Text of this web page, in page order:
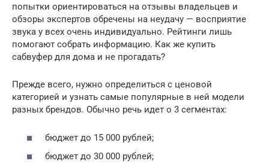
попытки ориентироваться на отзывы владельцев и
обзоры экспертов обречены на неудачу — восприятие
звука у всех очень индивидуально. Рейтинги лишь
помогают собрать информацию. Как же купить
сабвуфер для дома и не прогадать?
Прежде всего, нужно определиться с ценовой
категорией и узнать самые популярные в ней модели
разных брендов. Обычно речь идет о 3 сегментах:
бюджет до 15 000 рублей;
бюджет до 30 000 рублей;